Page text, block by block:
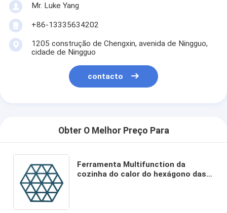
Mr. Luke Yang
+86-13335634202
1205 construção de Chengxin, avenida de Ningguo,
cidade de Ningguo
contacto
Obter O Melhor Preço Para
Ferramenta Multifunction da
cozinha do calor do hexágono das